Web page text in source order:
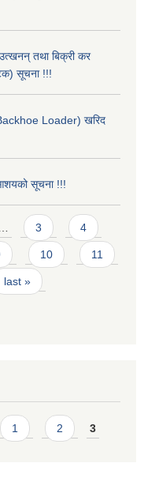
तथा बिक्री कर
सूचना !!!
Loader) खरिद
आशयको सूचना !!!
3 4
10 11
last »
1 2 3